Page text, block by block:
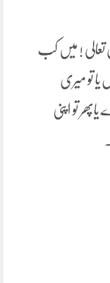
تعالی ! میں کب
یا تو میری
تو اپنی